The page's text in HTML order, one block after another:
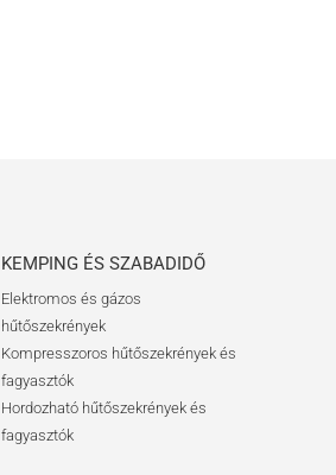
KEMPING ÉS SZABADIDŐ
Elektromos és gázos
hűtőszekrények
Kompresszoros hűtőszekrények és
fagyasztók
Hordozható hűtőszekrények és
fagyasztók